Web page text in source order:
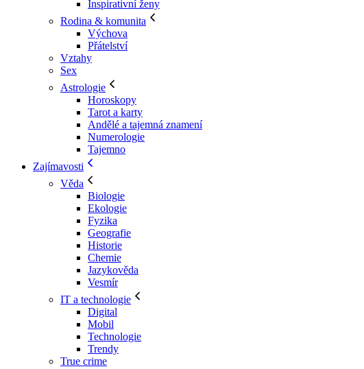
Inspirativní ženy
Rodina & komunita
Výchova
Přátelství
Vztahy
Sex
Astrologie
Horoskopy
Tarot a karty
Andělé a tajemná znamení
Numerologie
Tajemno
Zajímavosti
Věda
Biologie
Ekologie
Fyzika
Geografie
Historie
Chemie
Jazykověda
Vesmír
IT a technologie
Digital
Mobil
Technologie
Trendy
True crime